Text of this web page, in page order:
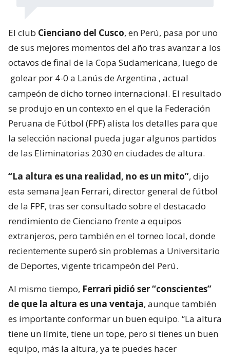
El club Cienciano del Cusco, en Perú, pasa por uno
de sus mejores momentos del año tras avanzar a los
octavos de final de la Copa Sudamericana, luego de
golear por 4-0 a Lanús de Argentina , actual
campeón de dicho torneo internacional. El resultado
se produjo en un contexto en el que la Federación
Peruana de Fútbol (FPF) alista los detalles para que
la selección nacional pueda jugar algunos partidos
de las Eliminatorias 2030 en ciudades de altura.
“La altura es una realidad, no es un mito”, dijo
esta semana Jean Ferrari, director general de fútbol
de la FPF, tras ser consultado sobre el destacado
rendimiento de Cienciano frente a equipos
extranjeros, pero también en el torneo local, donde
recientemente superó sin problemas a Universitario
de Deportes, vigente tricampeón del Perú.
Al mismo tiempo, Ferrari pidió ser “conscientes”
de que la altura es una ventaja, aunque también
es importante conformar un buen equipo. “La altura
tiene un límite, tiene un tope, pero si tienes un buen
equipo, más la altura, ya te puedes hacer